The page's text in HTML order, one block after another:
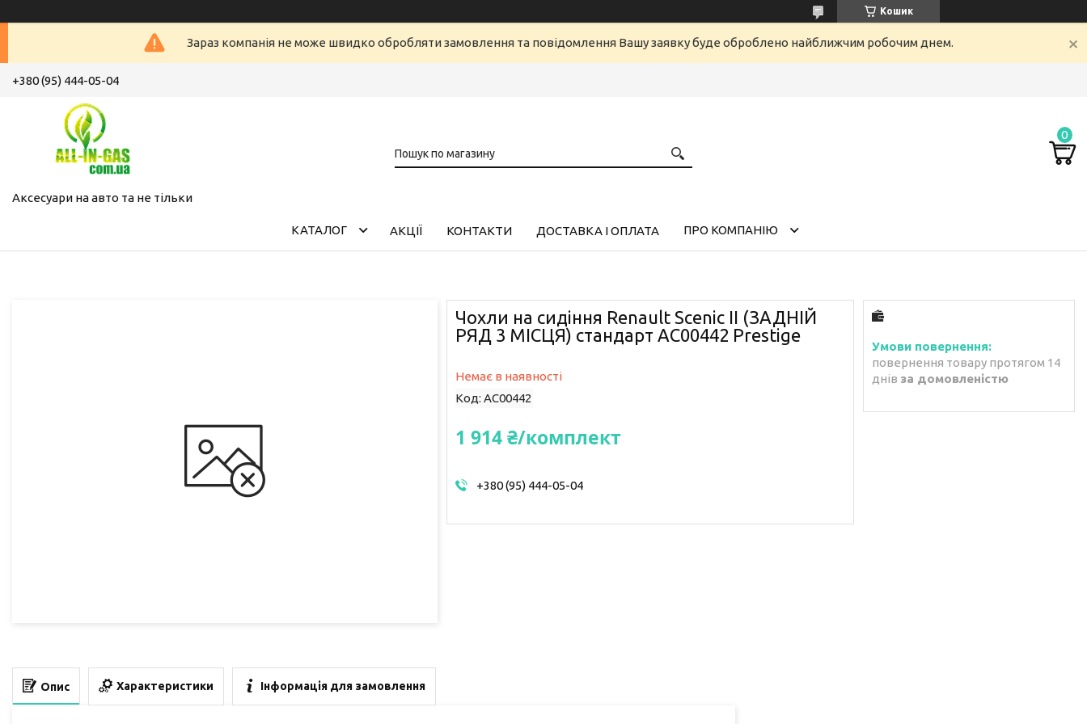
Кошик
Зараз компанія не може швидко обробляти замовлення та повідомлення Вашу заявку буде оброблено найближчим робочим днем.
+380 (95) 444-05-04
Аксесуари на авто та не тільки
КАТАЛОГ АКЦІЇ КОНТАКТИ ДОСТАВКА І ОПЛАТА ПРО КОМПАНІЮ
Чохли на сидіння Renault Scenic II (ЗАДНІЙ
РЯД 3 МІСЦЯ) стандарт AC00442 Prestige
Немає в наявності
Код: AC00442
1 914 ₴/комплект
+380 (95) 444-05-04
повернення товару протягом 14
днів за домовленістю
Опис Характеристики Інформація для замовлення